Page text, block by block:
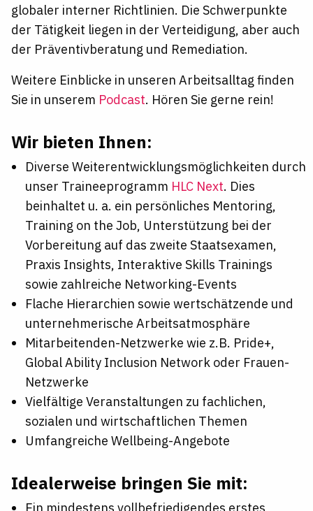
globaler interner Richtlinien. Die Schwerpunkte
der Tätigkeit liegen in der Verteidigung, aber auch
der Präventivberatung und Remediation.
Weitere Einblicke in unseren Arbeitsalltag finden
Sie in unserem Podcast. Hören Sie gerne rein!
Wir bieten Ihnen:
Diverse Weiterentwicklungsmöglichkeiten durch
unser Traineeprogramm HLC Next. Dies
beinhaltet u. a. ein persönliches Mentoring,
Training on the Job, Unterstützung bei der
Vorbereitung auf das zweite Staatsexamen,
Praxis Insights, Interaktive Skills Trainings
sowie zahlreiche Networking-Events
Flache Hierarchien sowie wertschätzende und
unternehmerische Arbeitsatmosphäre
Mitarbeitenden-Netzwerke wie z.B. Pride+,
Global Ability Inclusion Network oder Frauen-
Netzwerke
Vielfältige Veranstaltungen zu fachlichen,
sozialen und wirtschaftlichen Themen
Umfangreiche Wellbeing-Angebote
Idealerweise bringen Sie mit: